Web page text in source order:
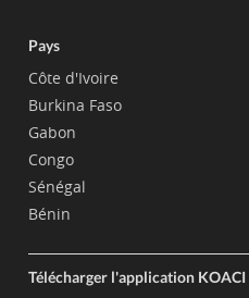
Pays
Côte d'Ivoire
Burkina Faso
Gabon
Congo
Sénégal
Bénin
Télécharger l'application KOACI